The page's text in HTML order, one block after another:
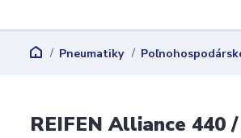
Pneumatiky
REIFEN Alliance 440